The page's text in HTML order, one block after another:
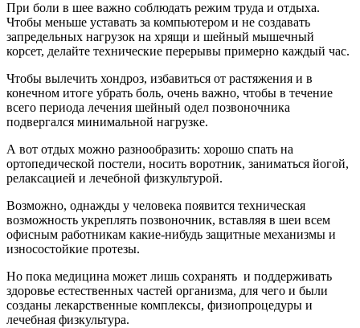
При боли в шее важно соблюдать режим труда и отдыха.
Чтобы меньше уставать за компьютером и не создавать
запредельных нагрузок на хрящи и шейный мышечный
корсет, делайте технические перерывы примерно каждый час.
Чтобы вылечить хондроз, избавиться от растяжения и в
конечном итоге убрать боль, очень важно, чтобы в течение
всего периода лечения шейный одел позвоночника
подвергался минимальной нагрузке.
А вот отдых можно разнообразить: хорошо спать на
ортопедической постели, носить воротник, заниматься йогой,
релаксацией и лечебной физкультурой.
Возможно, однажды у человека появится техническая
возможность укреплять позвоночник, вставляя в шеи всем
офисным работникам какие-нибудь защитные механизмы и
износостойкие протезы.
Но пока медицина может лишь сохранять и поддерживать
здоровье естественных частей организма, для чего и были
созданы лекарственные комплексы, физиопроцедуры и
лечебная физкультура.